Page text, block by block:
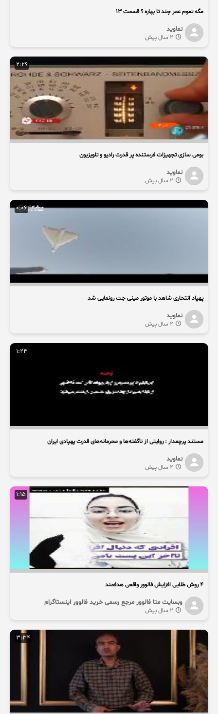
مگه تموم عمر چند تا بهاره ؟ قسمت 13
نماوید
2:26
بومی سازی تجهیزات فرستنده پر قدرت رادیو و تلویزیون
نماوید
0:06
پهپاد انتحاری شاهد با موتور مینی جت رونمایی شد
نماوید
1:24
مستند پرچمدار : روایتی از ناگفته‌ها و محرمانه‌های قدرت پهپادی ایران
نماوید
1:15
4 روش طلایی افزایش فالوور واقعی هدفمند
وبسایت متا فالوور مرجع رسمی خرید فالوور اینستاگرام
3:34